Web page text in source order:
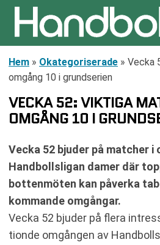
Hem » Okategoriserade » Vecka
omgång 10 i grundserien
VECKA 52: VIKTIGA
OMGÅNG 10 I
Vecka 52 bjuder på matcher i
Handbollsligan damer där
bottenmöten kan påverka
kommande omgångar.
Vecka 52 bjuder på flera
tionde omgången av